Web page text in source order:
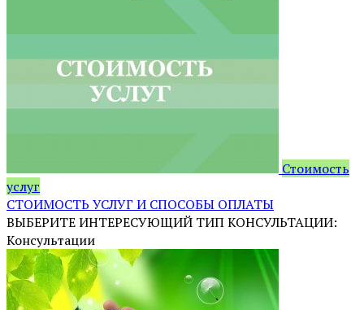
Стоимость
услуг
СТОИМОСТЬ УСЛУГ И СПОСОБЫ ОПЛАТЫ
ВЫБЕРИТЕ ИНТЕРЕСУЮЩИЙ ТИП КОНСУЛЬТАЦИИ:
Консультации